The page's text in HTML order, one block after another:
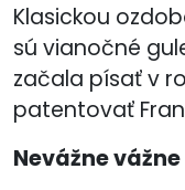
Klasickou
sú vianočné
začala písať v
patentovať
Nevážne